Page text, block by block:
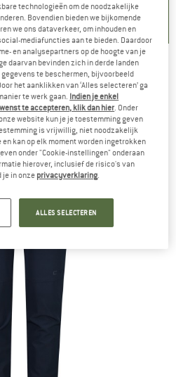
Stretch Polyester -
technologieën om de noodzakelijke
Bovendien bieden we bijkomende
we ons dataverkeer, om inhouden en
mediafuncties aan te bieden. Daardoor
en analysepartners op de hoogte van je
daarvan bevinden zich in derde landen
te beschermen, bijvoorbeeld
het aanklikken van ‘Alles selecteren’ ga
te werk gaan. Indien je enkel
te accepteren, klik dan hier . Onder
website kun je je toestemming geven
is vrijwillig, niet noodzakelijk
kan op elk moment worden ingetrokken
onder "Cookie-instellingen" onderaan
hierover, inclusief de risico's van
je in onze privacyverklaring
ALLES SELECTEREN